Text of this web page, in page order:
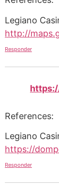
Legiano
http://
Responder
References:
Legiano
https://
Responder